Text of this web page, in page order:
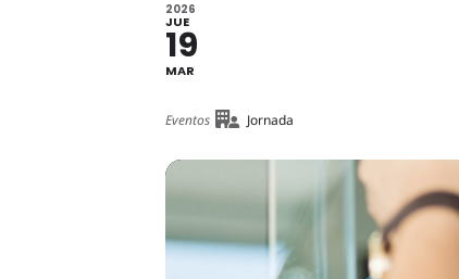
2026
JUE
19
MAR
Eventos Jornada